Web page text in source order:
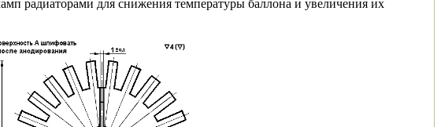
радиаторами для снижения температуры баллона и увеличения их